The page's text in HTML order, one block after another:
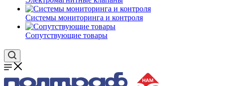
Системы мониторинга и контроля
Сопутствующие товары